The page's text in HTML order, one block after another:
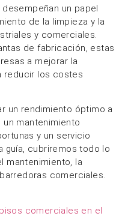
un papel
de la limpieza y la
y comerciales.
de fabricación, estas
a mejorar la
reducir los costes
un rendimiento óptimo a
un mantenimiento
y un servicio
guía, cubriremos todo lo
mantenimiento, la
comerciales.